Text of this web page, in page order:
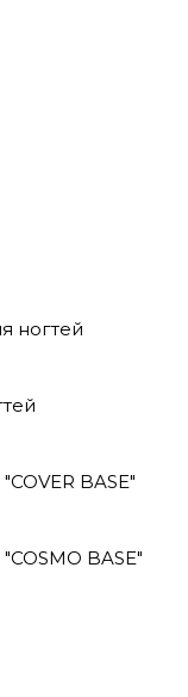
ногтей
BASE"
BASE"